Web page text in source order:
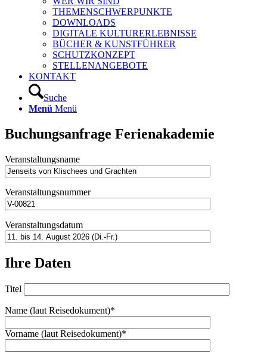
THEMENSCHWERPUNKTE
DOWNLOADS
DIGITALE KULTURERLEBNISSE
BÜCHER & KUNSTFÜHRER
SCHUTZKONZEPT
STELLENANGEBOTE
KONTAKT
Suche
Menü Menü
Buchungsanfrage Ferienakademie
Veranstaltungsname
Veranstaltungsnummer
Veranstaltungsdatum
Ihre Daten
Titel
Name (laut Reisedokument)*
Vorname (laut Reisedokument)*